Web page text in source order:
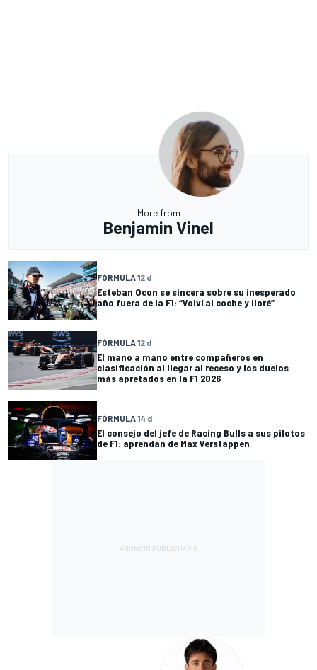
More from
Benjamin Vinel
FÓRMULA 12 d
Esteban Ocon se sincera sobre su inesperado
año fuera de la F1: “Volví al coche y lloré”
FÓRMULA 12 d
El mano a mano entre compañeros en
clasificación al llegar al receso y los duelos
más apretados en la F1 2026
FÓRMULA 14 d
El consejo del jefe de Racing Bulls a sus pilotos
de F1: aprendan de Max Verstappen